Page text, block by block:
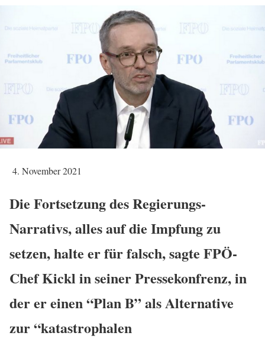
4. November 2021
Die Fortsetzung des Regierungs-
Narrativs, alles auf die Impfung zu
setzen, halte er für falsch, sagte FPÖ-
Chef Kickl in seiner Pressekonfrenz, in
der er einen “Plan B” als Alternative
zur “katastrophalen